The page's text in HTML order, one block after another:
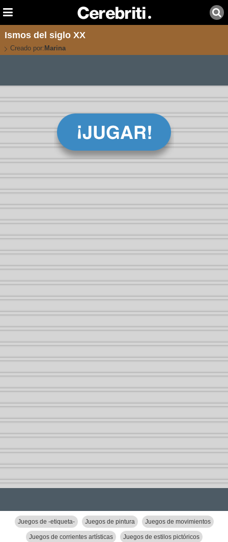
Ismos del siglo XX
Creado por: Marina
Juegos de -etiqueta- Juegos de pintura Juegos de movimientos
Juegos de corrientes artísticas Juegos de estilos pictóricos